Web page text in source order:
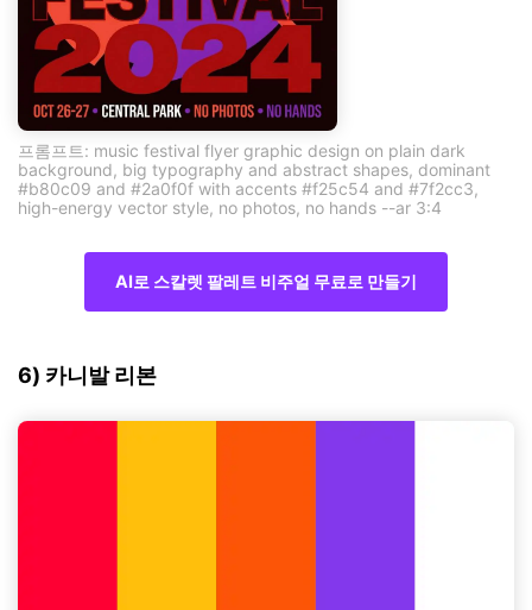
프롬프트: music festival flyer graphic design on plain dark
background, big typography and abstract shapes, dominant
#b80c09 and #2a0f0f with accents #f25c54 and #7f2cc3,
high-energy vector style, no photos, no hands --ar 3:4
AI로 스칼렛 팔레트 비주얼 무료로 만들기
6) 카니발 리본